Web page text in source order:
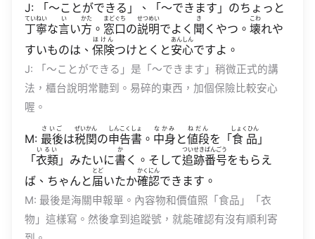
J: 「〜ことができる」、「〜できます」のちょっと
丁寧
ていねい
な言
い
い方
かた
。 窓口
まどぐち
の説明
せつめい
でよく 聞
き
くやつ。 壊
こわ
れや
すいものは、 保険
ほけん
つけとくと安心
あんしん
ですよ。
J: 「〜ことができる」是「〜できます」稍微正式的講
法，櫃台說明常聽到。易碎的東西，加個保險比較安心
喔。
M: 最後
さいご
は税関
ぜいかん
の申告書
しんこくしょ
。 中身
なかみ
と値段
ねだん
を「食品
しょくひん
」
「衣類
いるい
」みたいに書
か
く。そして追跡番号
ついせきばんごう
をもらえ
ば、ちゃんと届
とど
いたか確認
かくにん
できます。
M: 最後是海關申報單。內容物和價值照「食品」「衣
物」這樣寫。然後拿到追蹤號，就能確認有沒有順利寄